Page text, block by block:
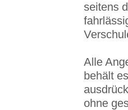
seitens
Alle
behält
ohne